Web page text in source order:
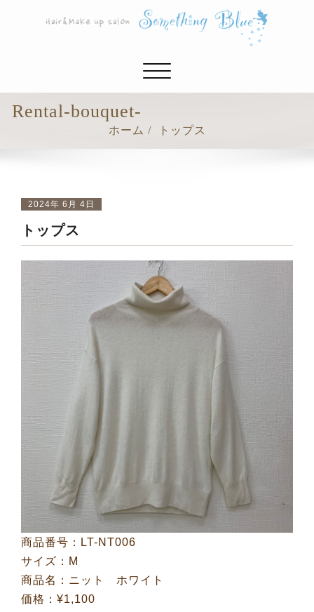
ナ
シ
ョ
Rental-bouquet-
ホーム トップス
2024年 6月 4日
トップス
商品番号：LT-NT006
サイズ：M
商品名：ニット ホワイト
価格：¥1,100